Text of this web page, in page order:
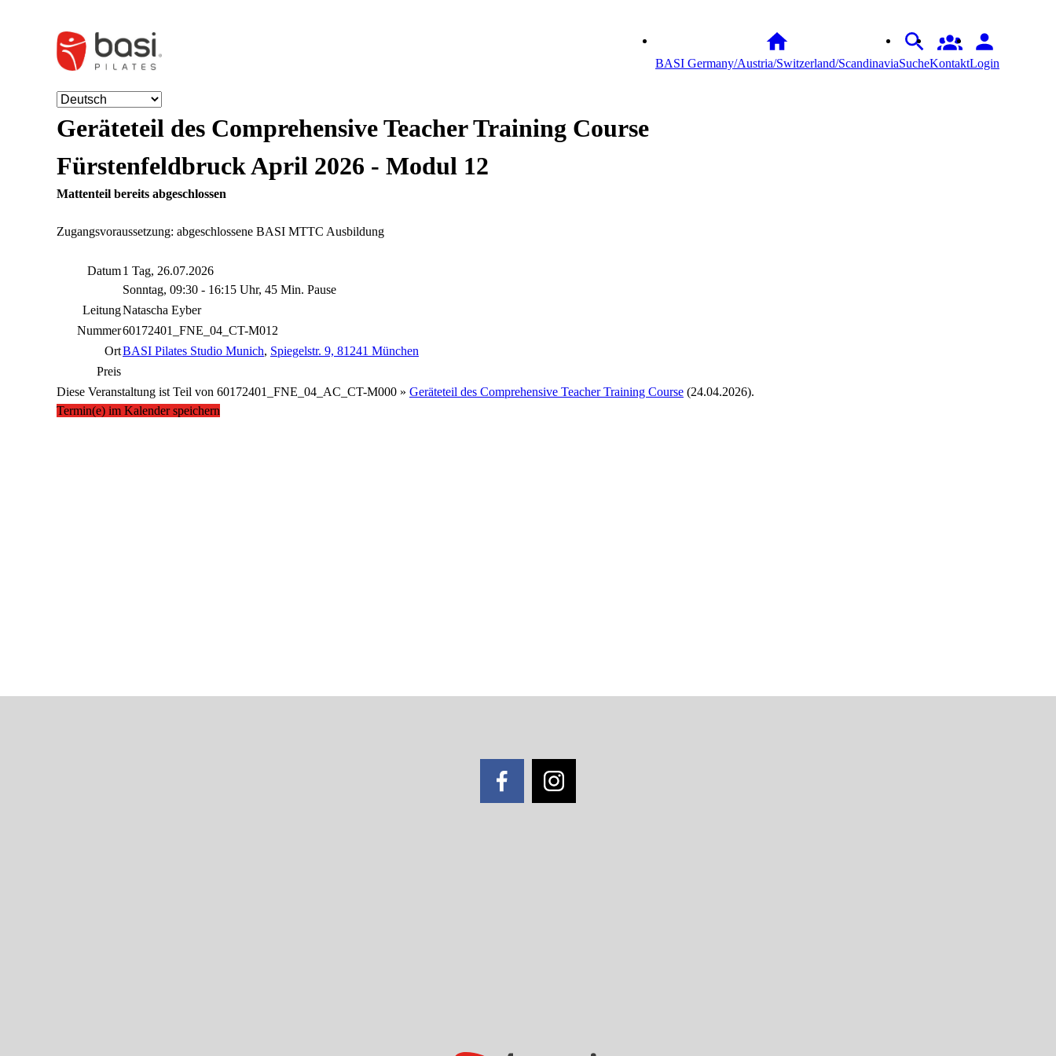
BASI Germany/Austria/Switzerland/ScandinaviaSucheKontaktLogin
Geräteteil des Comprehensive Teacher Training Course
Fürstenfeldbruck April 2026 - Modul 12
Mattenteil bereits abgeschlossen
Zugangsvoraussetzung: abgeschlossene BASI MTTC Ausbildung
Datum1 Tag, 26.07.2026
Sonntag, 09:30 - 16:15 Uhr, 45 Min. Pause
LeitungNatascha Eyber
Nummer60172401_FNE_04_CT-M012
OrtBASI Pilates Studio Munich, Spiegelstr. 9, 81241 München
Preis
Diese Veranstaltung ist Teil von 60172401_FNE_04_AC_CT-M000 » Geräteteil des Comprehensive Teacher Training Course (24.04.2026).
Termin(e) im Kalender speichern